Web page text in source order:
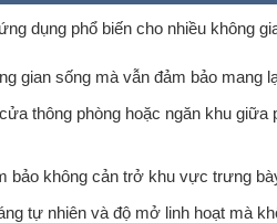
dụng phổ biến cho nhiều không
gian sống mà vẫn đảm bảo mang
thông phòng hoặc ngăn khu giữa
bảo không cản trở khu vực trưng
tự nhiên và độ mở linh hoạt mà